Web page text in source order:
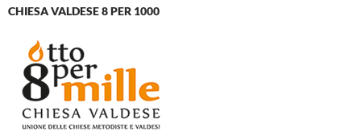
CHIESA VALDESE 8 PER 1000